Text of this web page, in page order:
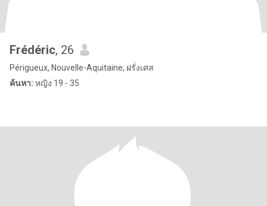
Frédéric, 26
Périgueux, Nouvelle-Aquitaine, ฝรั่งเศส
ค้นหา: หญิง 19 - 35